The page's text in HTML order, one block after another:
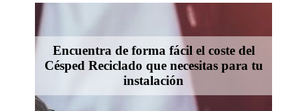
Encuentra de forma fácil el coste del
Césped Reciclado que necesitas para tu
instalación